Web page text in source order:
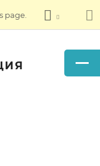
page.